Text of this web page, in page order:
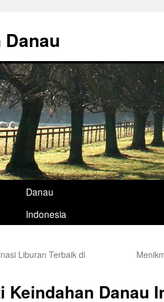
Danau
Indonesia
Liburan Terbaik di
Keindahan Danau